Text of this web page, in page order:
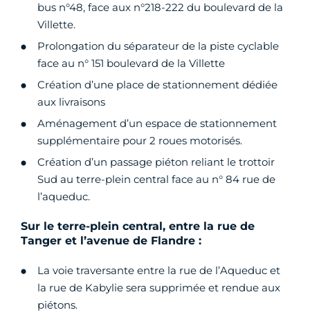
bus n°48, face aux n°218-222 du boulevard de la
Villette.
Prolongation du séparateur de la piste cyclable
face au n° 151 boulevard de la Villette
Création d’une place de stationnement dédiée
aux livraisons
Aménagement d’un espace de stationnement
supplémentaire pour 2 roues motorisés.
Création d’un passage piéton reliant le trottoir
Sud au terre-plein central face au n° 84 rue de
l’aqueduc.
Sur le terre-plein central, entre la rue de
Tanger et l’avenue de Flandre :
La voie traversante entre la rue de l’Aqueduc et
la rue de Kabylie sera supprimée et rendue aux
piétons.